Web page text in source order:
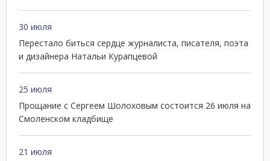
30 июля
Перестало биться сердце журналиста, писателя, поэта
и дизайнера Натальи Курапцевой
25 июля
Прощание с Сергеем Шолоховым состоится 26 июля на
Смоленском кладбище
21 июля